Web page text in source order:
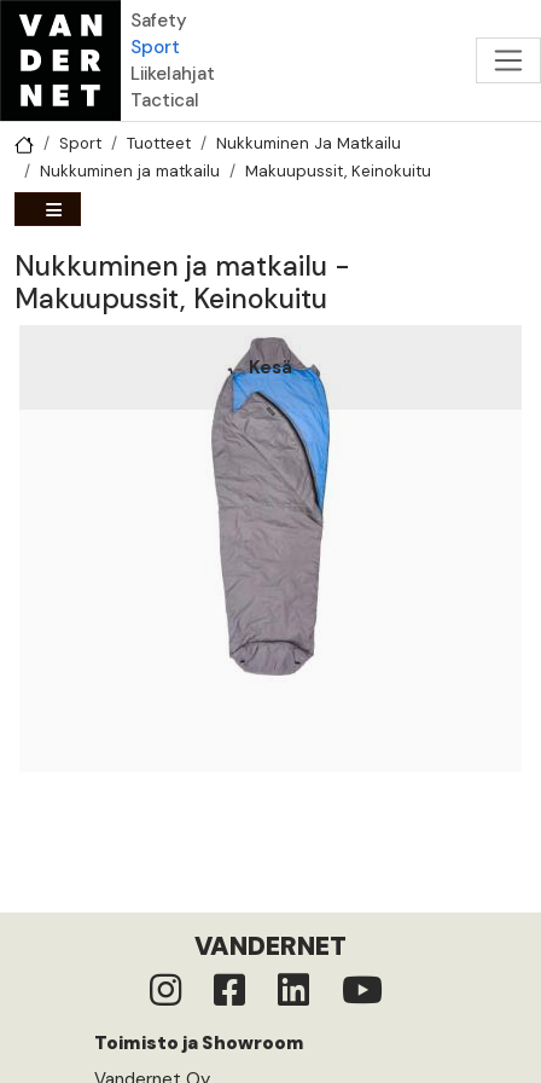
Hyppää pääsisältöön
Safety
Sport
Liikelahjat
Tactical
Sport Tuotteet
Nukkuminen Ja Matkailu
Nukkuminen ja matkailu
Makuupussit, Keinokuitu
Nukkuminen ja matkailu -
Makuupussit, Keinokuitu
Kesä
VANDERNET
Toimisto ja Showroom